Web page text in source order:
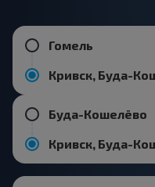
Гомель
Буда-Кошелёво